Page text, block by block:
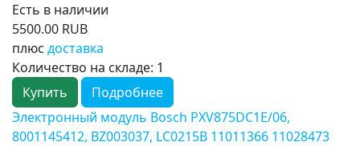
Есть в наличии
5500.00 RUB
плюс доставка
Количество на складе: 1
Купить
Подробнее
Электронный модуль Bosch PXV875DC1E/06,
8001145412, BZ003037, LC0215B 11011366 11028473